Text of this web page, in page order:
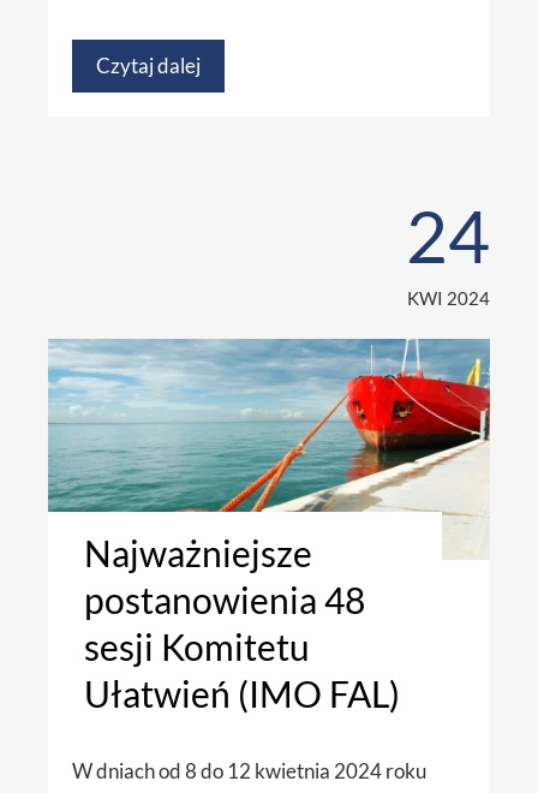
Czytaj dalej
24
KWI 2024
Najważniejsze
postanowienia 48
sesji Komitetu
Ułatwień (IMO FAL)
W dniach od 8 do 12 kwietnia 2024 roku